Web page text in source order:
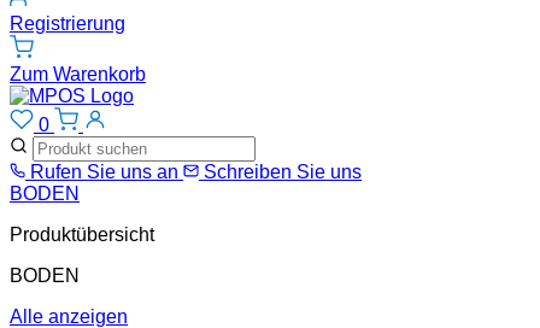
Registrierung
Zum Warenkorb
0
Rufen Sie uns an
Schreiben Sie uns
BODEN
Produktübersicht
BODEN
Alle anzeigen